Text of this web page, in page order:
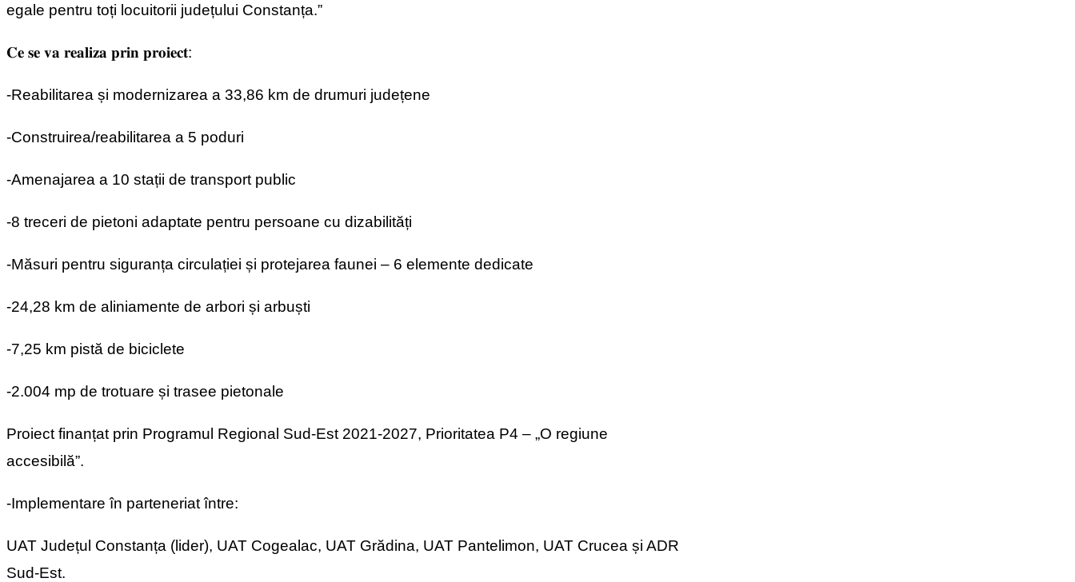
egale pentru toți locuitorii județului Constanța.”
𝐂𝐞 𝐬𝐞 𝐯𝐚 𝐫𝐞𝐚𝐥𝐢𝐳𝐚 𝐩𝐫𝐢𝐧 𝐩𝐫𝐨𝐢𝐞𝐜𝐭:
-Reabilitarea și modernizarea a 33,86 km de drumuri județene
-Construirea/reabilitarea a 5 poduri
-Amenajarea a 10 stații de transport public
-8 treceri de pietoni adaptate pentru persoane cu dizabilități
-Măsuri pentru siguranța circulației și protejarea faunei – 6 elemente dedicate
-24,28 km de aliniamente de arbori și arbuști
-7,25 km pistă de biciclete
-2.004 mp de trotuare și trasee pietonale
Proiect finanțat prin Programul Regional Sud-Est 2021-2027, Prioritatea P4 – „O regiune
accesibilă”.
-Implementare în parteneriat între:
UAT Județul Constanța (lider), UAT Cogealac, UAT Grădina, UAT Pantelimon, UAT Crucea și ADR
Sud-Est.